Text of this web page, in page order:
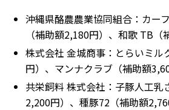
沖縄県酪農農業協同組合：カー
（補助額2,180円）、和歌 TB
株式会社 金城商事：とらいミル
円）、マンナクラブ（補助額
共栄飼料 株式会社：子豚人工乳
2,200円）、種豚72（補助額